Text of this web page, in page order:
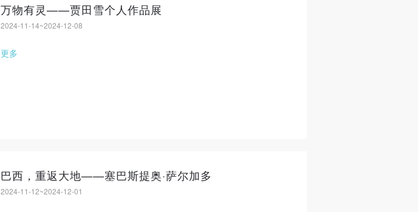
万物有灵——贾田雪个人作品展
2024-11-14~2024-12-08
更多
巴西，重返大地——塞巴斯提奥·萨尔加多
2024-11-12~2024-12-01